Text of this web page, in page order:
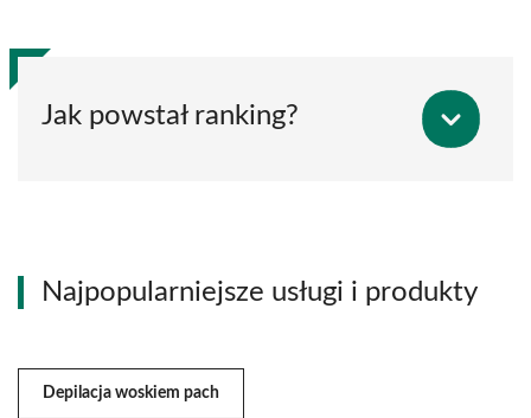
Jak powstał ranking?
Najpopularniejsze usługi i produkty
Depilacja woskiem pach